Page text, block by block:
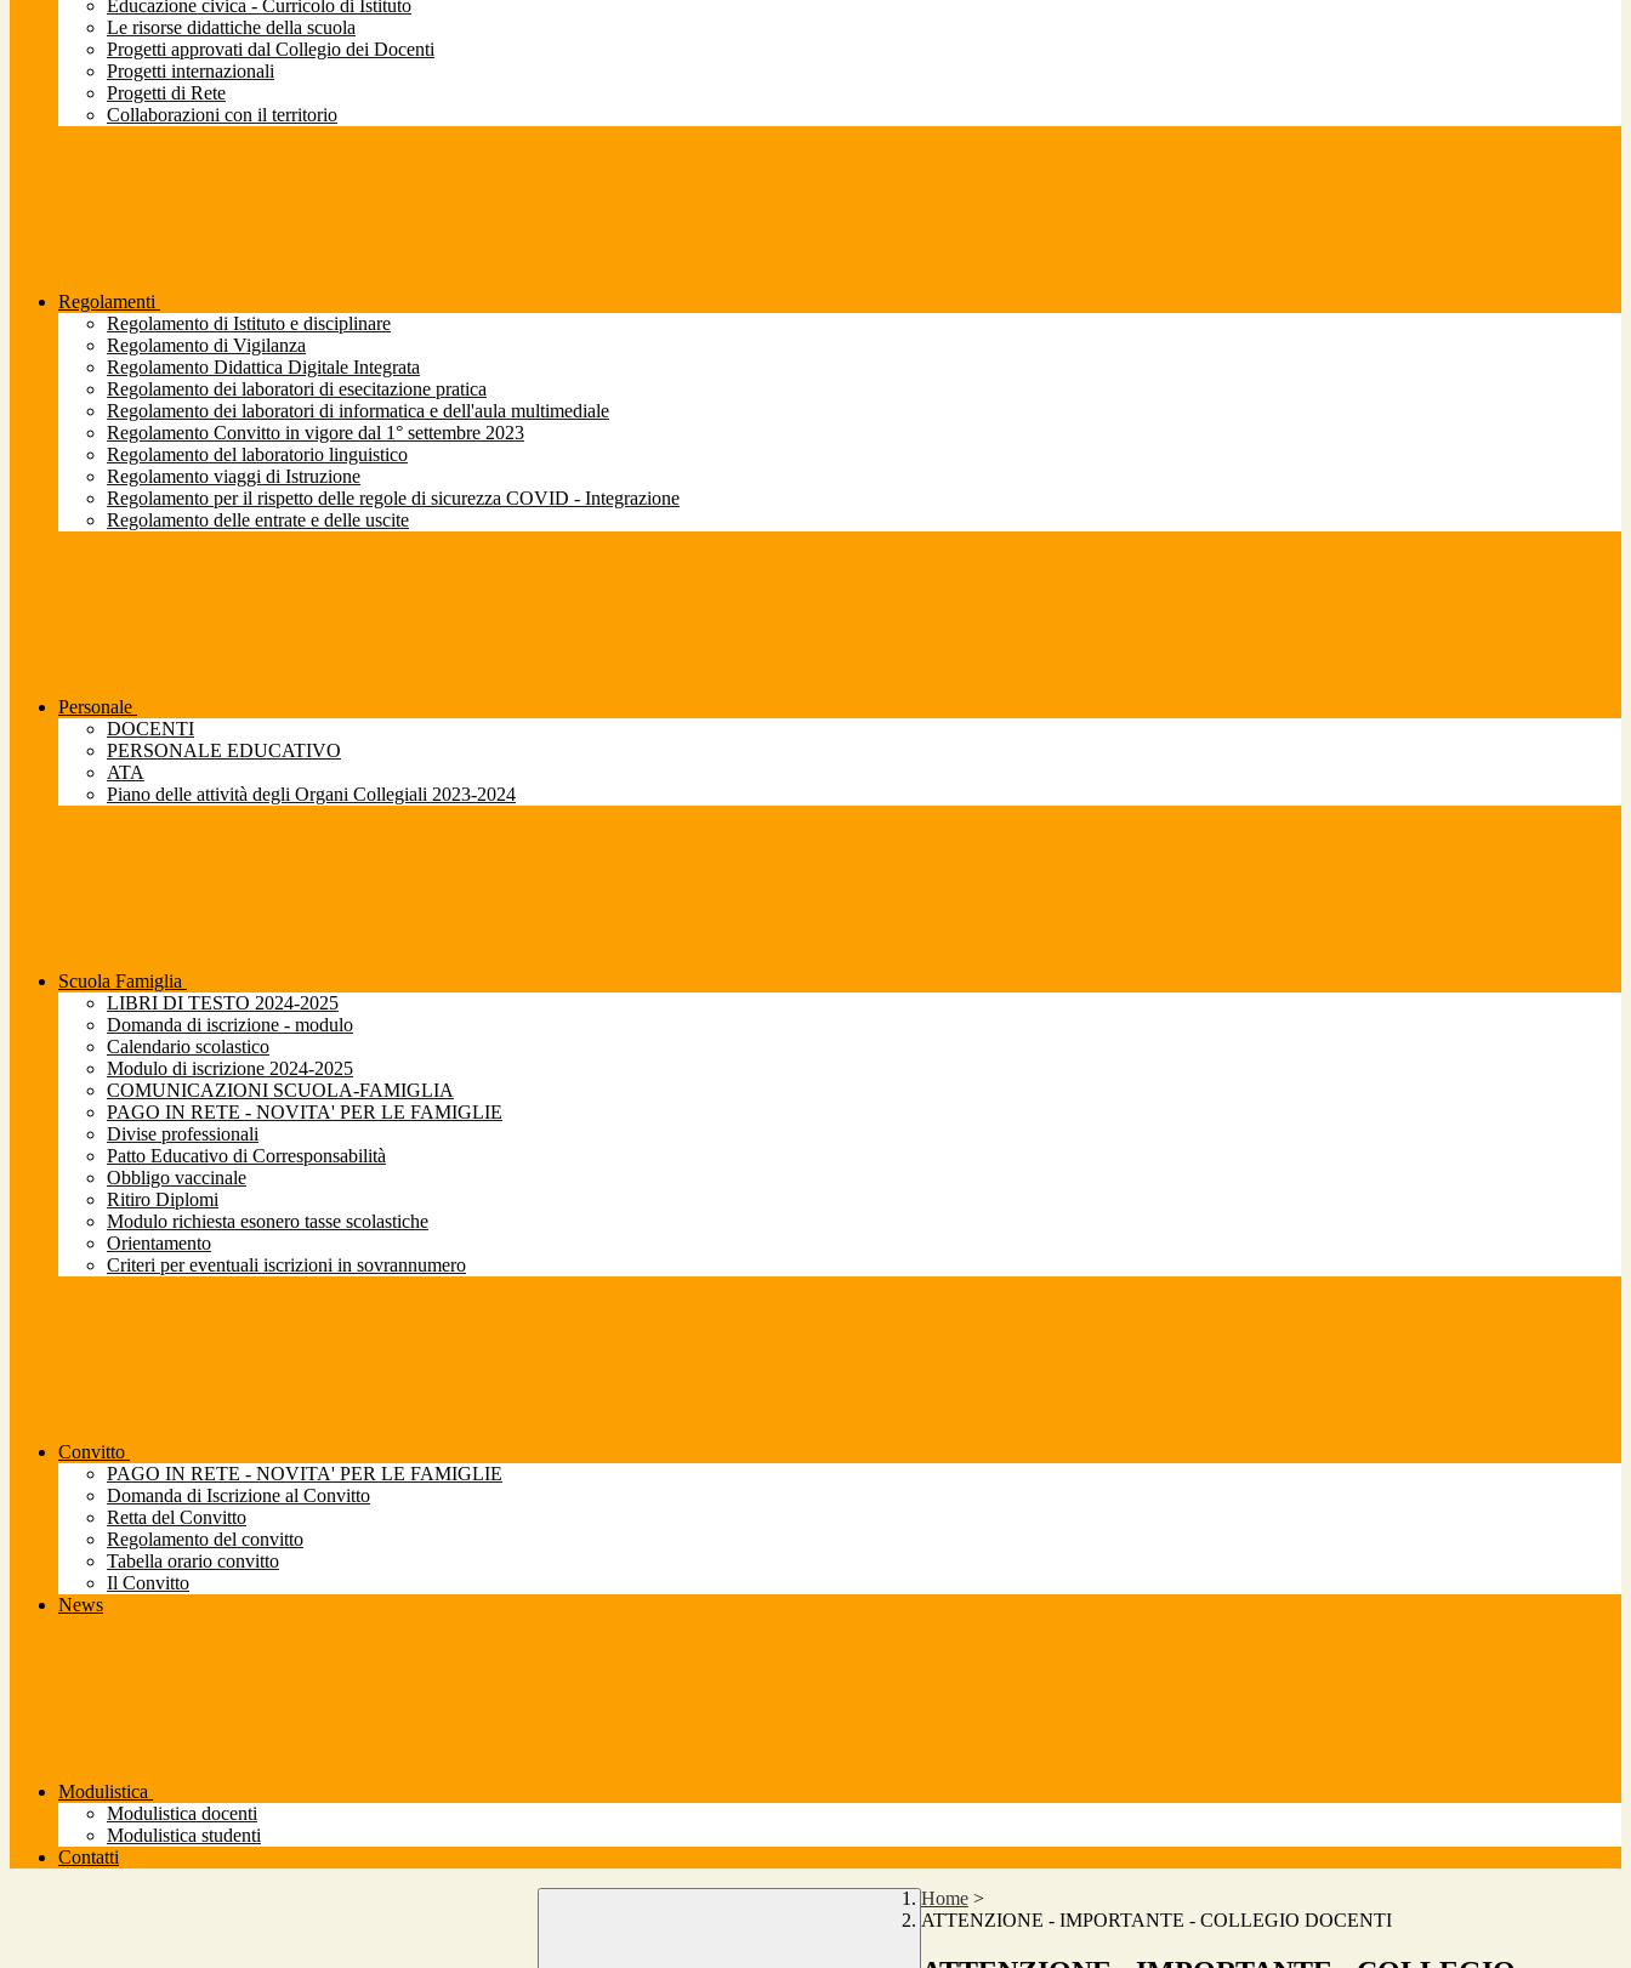
Educazione civica - Curricolo di Istituto
Le risorse didattiche della scuola
Progetti approvati dal Collegio dei Docenti
Progetti internazionali
Progetti di Rete
Collaborazioni con il territorio
Regolamenti
Regolamento di Istituto e disciplinare
Regolamento di Vigilanza
Regolamento Didattica Digitale Integrata
Regolamento dei laboratori di esecitazione pratica
Regolamento dei laboratori di informatica e dell'aula multimediale
Regolamento Convitto in vigore dal 1° settembre 2023
Regolamento del laboratorio linguistico
Regolamento viaggi di Istruzione
Regolamento per il rispetto delle regole di sicurezza COVID - Integrazione
Regolamento delle entrate e delle uscite
Personale
DOCENTI
PERSONALE EDUCATIVO
ATA
Piano delle attività degli Organi Collegiali 2023-2024
Scuola Famiglia
LIBRI DI TESTO 2024-2025
Domanda di iscrizione - modulo
Calendario scolastico
Modulo di iscrizione 2024-2025
COMUNICAZIONI SCUOLA-FAMIGLIA
PAGO IN RETE - NOVITA' PER LE FAMIGLIE
Divise professionali
Patto Educativo di Corresponsabilità
Obbligo vaccinale
Ritiro Diplomi
Modulo richiesta esonero tasse scolastiche
Orientamento
Criteri per eventuali iscrizioni in sovrannumero
Convitto
PAGO IN RETE - NOVITA' PER LE FAMIGLIE
Domanda di Iscrizione al Convitto
Retta del Convitto
Regolamento del convitto
Tabella orario convitto
Il Convitto
News
Modulistica
Modulistica docenti
Modulistica studenti
Contatti
Home >
ATTENZIONE - IMPORTANTE - COLLEGIO DOCENTI